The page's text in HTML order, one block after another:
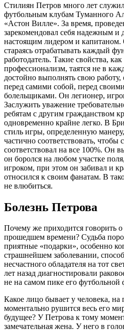
Стилиян Петров много лет
футбольным клубам Туманного
«Астон Вилле». За время,
зарекомендовал себя надежным
настоящим лидером и
стараясь отрабатывать каждый
работодатель. Такие свойства,
профессионализм, таятся не в
достойно выполнять свою
перед самими собой, перед
болельщиками. Он легионер,
Заслужить уважение
ребятам с другим гражданством
одновременно крайне легко. В
стиль игры, определенную
частично соответствовать,
соответствовал на все 100%. Он
он боролся на любом участке
игроком, при этом он забивал и
относился к своим фанатам. В
не влюбиться.
Болезнь Петрова
Почему же приходится говорить о
прошедшем времени? Судьба
приятные «подарки», особенно
страшнейшем заболевании,
несчастного обладателя на тот
лет назад диагностировали
не на самом пике его
Какое лицо бывает у человека, на
моментально рушится весь его
будущее? У Петрова к тому
замечательная жена. У него в